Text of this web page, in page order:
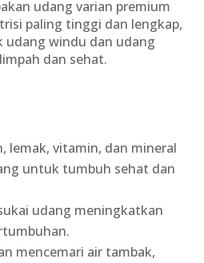
udang varian premium
paling tinggi dan lengkap,
windu dan udang
dan sehat.
lemak, vitamin, dan mineral
untuk tumbuh sehat dan
udang meningkatkan
mencemari air tambak,